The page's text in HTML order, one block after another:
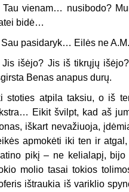
Tau vienam… nusibodo?
bidė…
pasidaryk… Eilės ne
Jis išėjo? Jis iš tikrųjų
Benas anapus durų.
stoties atpila taksiu, o iš
Eikit švilpt, kad aš
iškart nevažiuoja,
apmokėti iki ten ir
pikį – ne kelialapį,
molio tasai tokios
ištraukia iš variklio